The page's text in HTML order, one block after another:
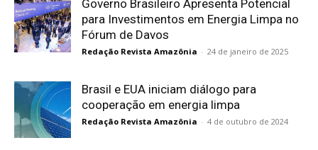
Governo Brasileiro Apresenta Potencial
para Investimentos em Energia Limpa no
Fórum de Davos
Redação Revista Amazônia - 24 de janeiro de 2025
Brasil e EUA iniciam diálogo para
cooperação em energia limpa
Redação Revista Amazônia - 4 de outubro de 2024